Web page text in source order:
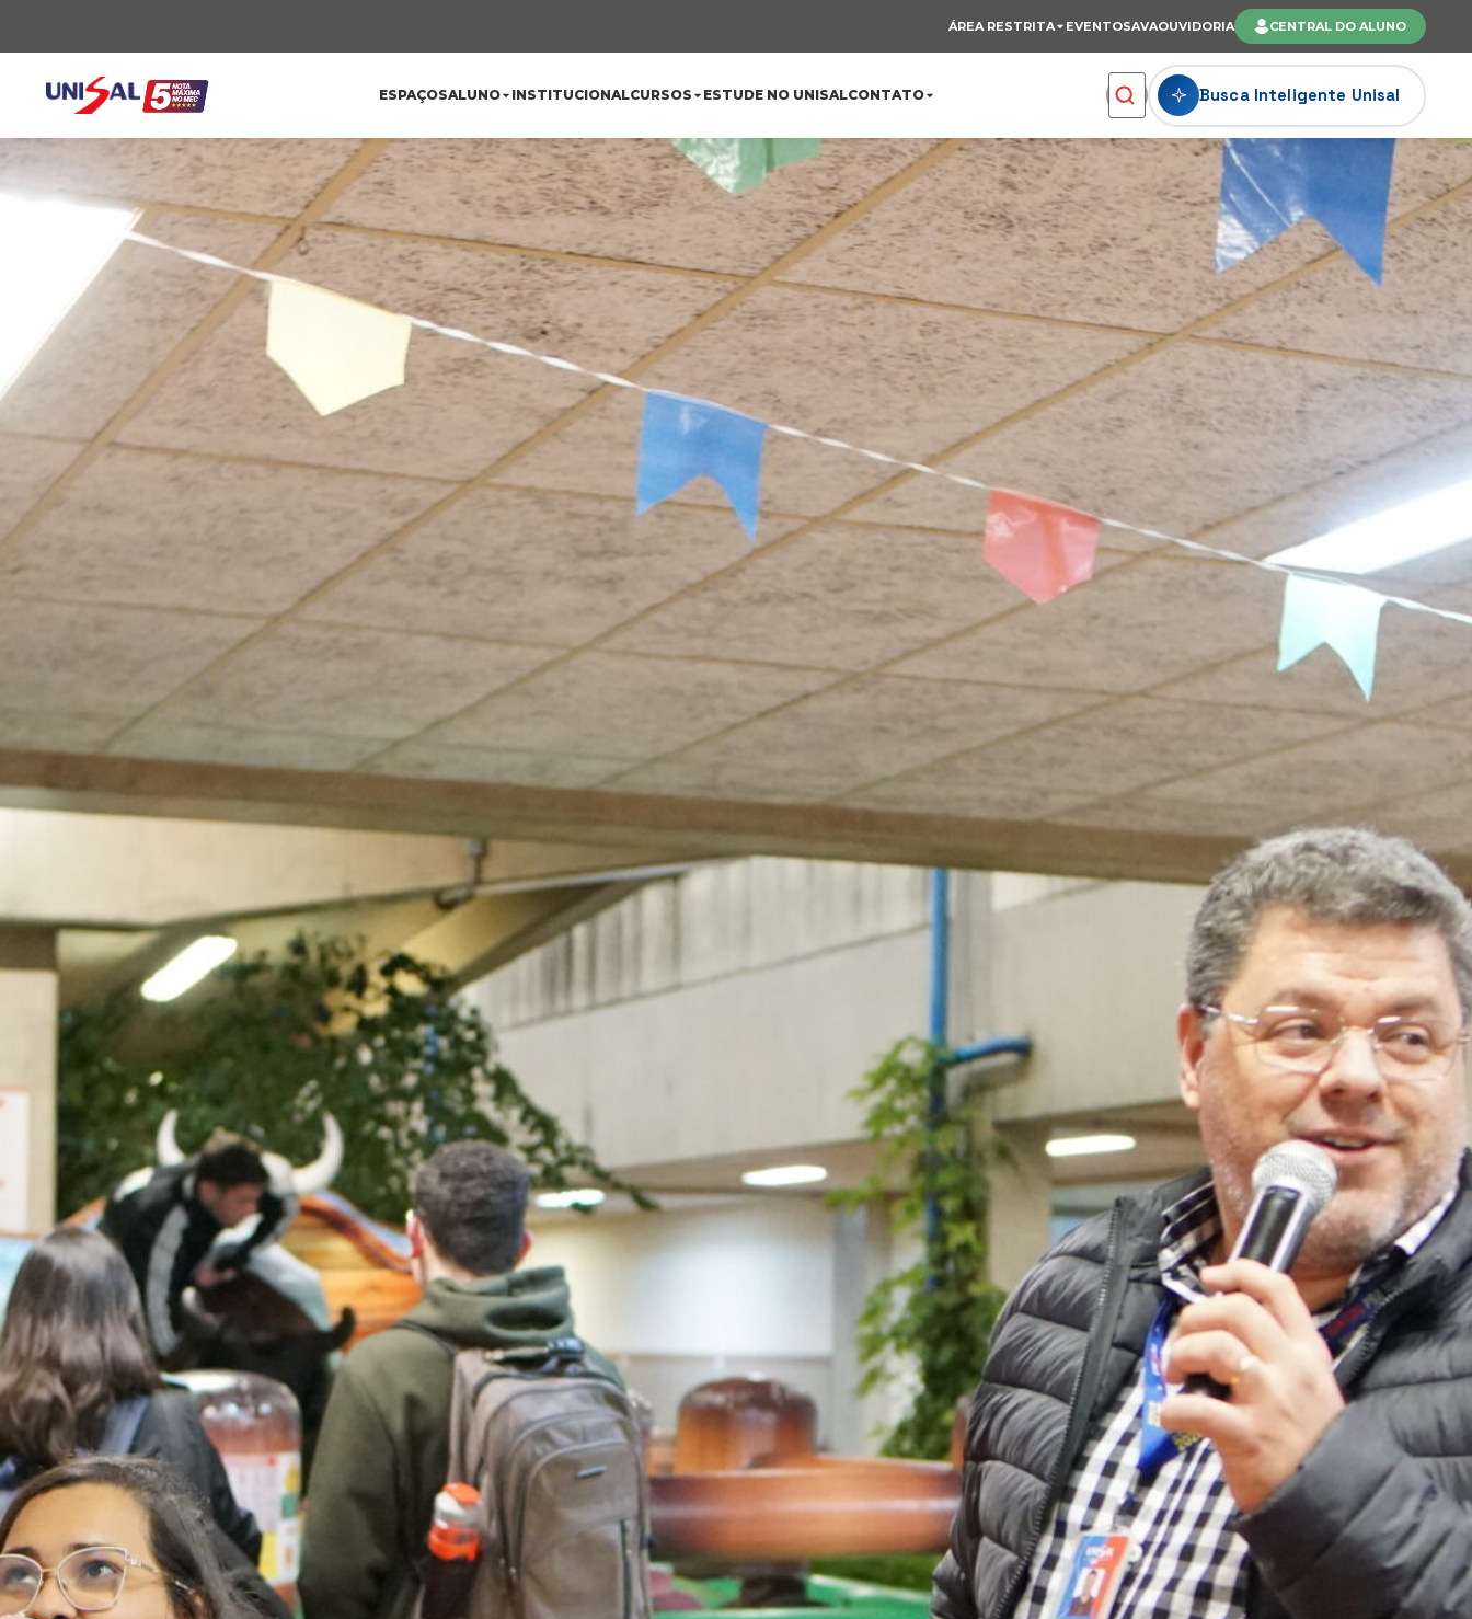
ÁREA RESTRITA EVENTOSAVAOUVIDORIA CENTRAL DO ALUNO
ESPAÇOSALUNO INSTITUCIONALCURSOS ESTUDE NO UNISALCONTATO Busca Inteligente Unisal